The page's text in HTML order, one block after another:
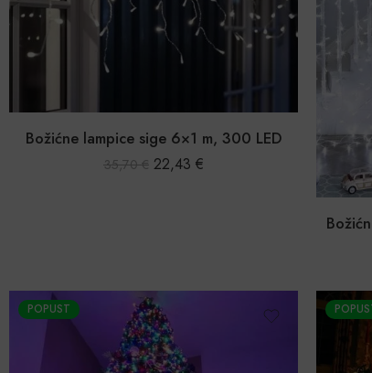
Božićne lampice sige 6×1 m, 300 LED
35,70€ 22,43 €
POPUST